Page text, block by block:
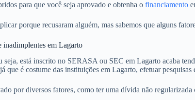
para que você seja aprovado e obtenha o financiamento
porque recusaram alguém, mas sabemos que alguns
inadimplentes em Lagarto
seja, está inscrito no SERASA ou SEC em Lagarto acaba
que é costume das instituições em Lagarto, efetuar
por diversos fatores, como ter uma dívida não